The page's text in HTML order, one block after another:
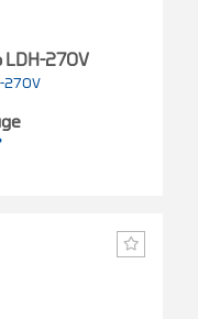
LDH-270V
270V